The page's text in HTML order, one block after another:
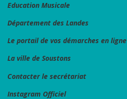
Education Musicale
Département des Landes
Le portail de vos démarches en ligne
La ville de Soustons
Contacter le secrétariat
Instagram Officiel